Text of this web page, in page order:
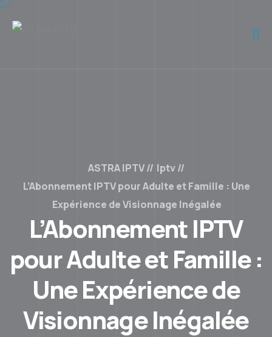
ASTRA IPTV
Iptv
L’Abonnement IPTV pour Adulte et Famille : Une
Expérience de Visionnage Inégalée
L’Abonnement IPTV
pour Adulte et Famille :
Une Expérience de
Visionnage Inégalée